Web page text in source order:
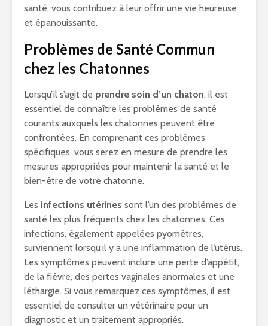
santé, vous contribuez à leur offrir une vie heureuse
et épanouissante.
Problèmes de Santé Commun
chez les Chatonnes
Lorsqu’il s’agit de prendre soin d’un chaton, il est
essentiel de connaître les problèmes de santé
courants auxquels les chatonnes peuvent être
confrontées. En comprenant ces problèmes
spécifiques, vous serez en mesure de prendre les
mesures appropriées pour maintenir la santé et le
bien-être de votre chatonne.
Les infections utérines sont l’un des problèmes de
santé les plus fréquents chez les chatonnes. Ces
infections, également appelées pyomètres,
surviennent lorsqu’il y a une inflammation de l’utérus.
Les symptômes peuvent inclure une perte d’appétit,
de la fièvre, des pertes vaginales anormales et une
léthargie. Si vous remarquez ces symptômes, il est
essentiel de consulter un vétérinaire pour un
diagnostic et un traitement appropriés.